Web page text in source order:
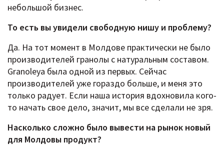
небольшой бизнес.
То есть вы увидели свободную нишу и проблему?
Да. На тот момент в Молдове практически не было
производителей гранолы с натуральным составом.
Granoleya была одной из первых. Сейчас
производителей уже гораздо больше, и меня это
только радует. Если наша история вдохновила кого-
то начать свое дело, значит, мы все сделали не зря.
Насколько сложно было вывести на рынок новый
для Молдовы продукт?